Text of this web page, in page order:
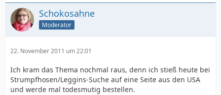
Schokosahne
Moderator
22. November 2011 um 22:01
Ich kram das Thema nochmal raus, denn ich stieß heute bei
Strumpfhosen/Leggins-Suche auf eine Seite aus den USA
und werde mal todesmutig bestellen.